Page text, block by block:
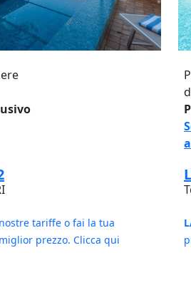
tariffe o fai la tua
prezzo. Clicca qui